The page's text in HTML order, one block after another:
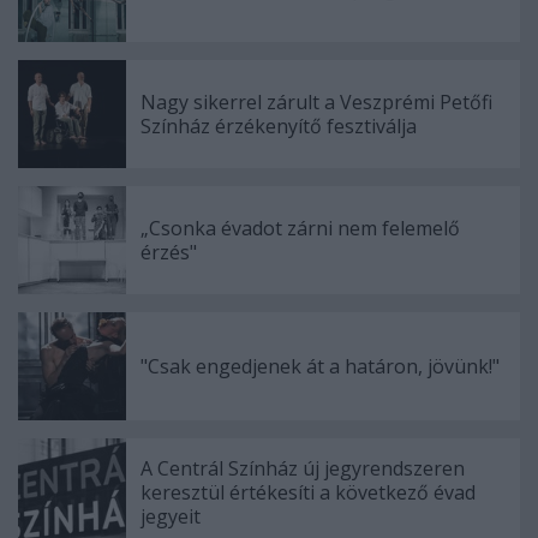
Nagy sikerrel zárult a Veszprémi Petőfi
Színház érzékenyítő fesztiválja
„Csonka évadot zárni nem felemelő
érzés"
"Csak engedjenek át a határon, jövünk!"
A Centrál Színház új jegyrendszeren
keresztül értékesíti a következő évad
jegyeit